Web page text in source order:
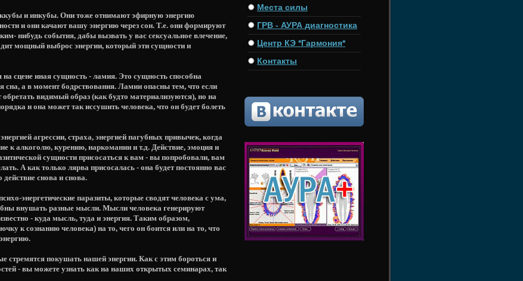
и инкубы. Они тоже отнимают эфирную энергию
и они качают вашу энергию через сон. Т.е. они формируют
нибудь события, дабы вызвать у вас сексуальное влечение,
мощный выброс энергии, который эти сущности и
сцене иная сущность - ламия. Это сущность способна
сна, а в момент бодрствования. Ламии опасны тем, что если
видимый образ (как будто материализуются), но на
и она может так иссушить человека, что он будет болеть
агрессии, страха, энергией пагубных привычек, когда
к алкоголю, курению, наркомании и т.д. Действие, эмоция и
сущности присосаться к вам - вы попробовали, вам
А как только лярва присосалась - она будет постоянно вас
снова и снова.
энергетические паразиты, которые сводят человека с ума,
внушать разные мысли. Мысли человека генерируют
- куда мысль, туда и энергия. Таким образом,
к сознанию человека) на то, чего он боится или на то, что
стремятся покушать нашей энергии. Как с этим бороться и
- вы можете узнать как на наших открытых семинарах, так
Места силы
ГРВ - АУРА диагностика
Центр КЭ *Гармония*
Контакты